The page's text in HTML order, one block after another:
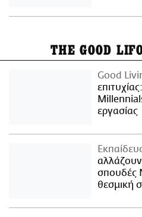
THE GOOD
Good
εργασίας
σπουδές
θεσμική